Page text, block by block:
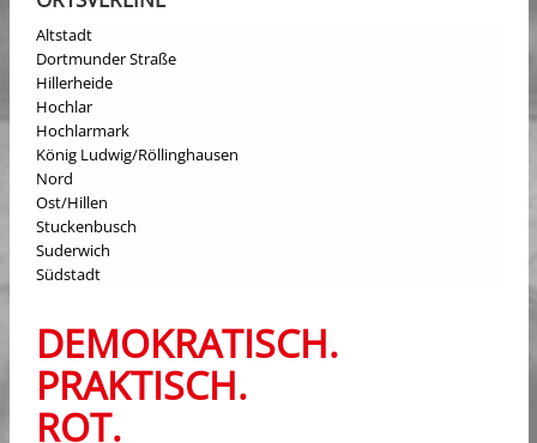
Altstadt
Dortmunder Straße
Hillerheide
Hochlar
Hochlarmark
König Ludwig/Röllinghausen
Nord
Ost/Hillen
Stuckenbusch
Suderwich
Südstadt
DEMOKRATISCH.
PRAKTISCH.
ROT.